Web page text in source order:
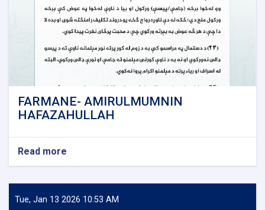
FARMANE- AMIRULMUMNIN
HAFAZAHULLAH
Read more
FARMANE-
HAFAZAHULLAH
Tue, Jan 13 2026 10:53 AM